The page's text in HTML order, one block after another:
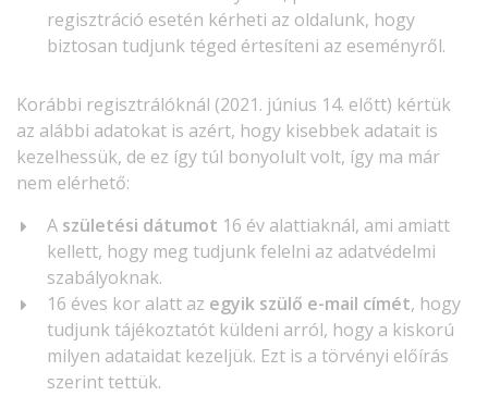
regisztráció esetén kérheti az oldalunk, hogy
biztosan tudjunk téged értesíteni az eseményről.
Korábbi regisztrálóknál (2021. június 14. előtt) kértük
az alábbi adatokat is azért, hogy kisebbek adatait is
kezelhessük, de ez így túl bonyolult volt, így ma már
nem elérhető:
A születési dátumot 16 év alattiaknál, ami amiatt
kellett, hogy meg tudjunk felelni az adatvédelmi
szabályoknak.
16 éves kor alatt az egyik szülő e-mail címét, hogy
tudjunk tájékoztatót küldeni arról, hogy a kiskorú
milyen adataidat kezeljük. Ezt is a törvényi előírás
szerint tettük.